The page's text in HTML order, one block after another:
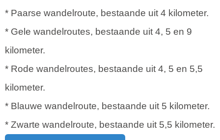
* Paarse wandelroute, bestaande uit 4 kilometer.
* Gele wandelroutes, bestaande uit 4, 5 en 9
kilometer.
* Rode wandelroutes, bestaande uit 4, 5 en 5,5
kilometer.
* Blauwe wandelroute, bestaande uit 5 kilometer.
* Zwarte wandelroute, bestaande uit 5,5 kilometer.